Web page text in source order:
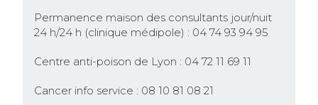
Permanence maison des consultants jour/nuit
24 h/24 h (clinique médipole) : 04 74 93 94 95
Centre anti-poison de Lyon : 04 72 11 69 11
Cancer info service : 08 10 81 08 21